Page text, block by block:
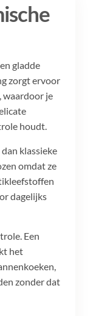
gladde
zorgt ervoor
waardoor je
houdt.
klassieke
omdat ze
dagelijks
Een
het
zonder dat